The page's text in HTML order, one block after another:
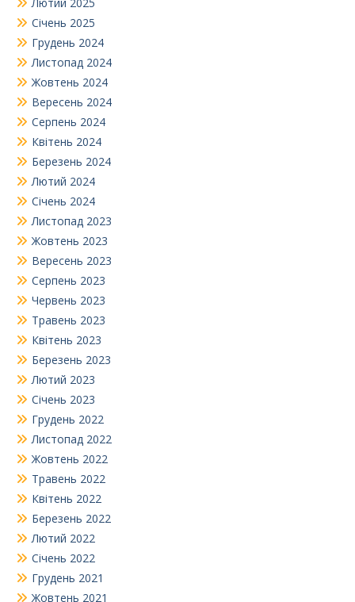
Січень 2025
Грудень 2024
Листопад 2024
Жовтень 2024
Вересень 2024
Серпень 2024
Квітень 2024
Березень 2024
Лютий 2024
Січень 2024
Листопад 2023
Жовтень 2023
Вересень 2023
Серпень 2023
Червень 2023
Травень 2023
Квітень 2023
Березень 2023
Лютий 2023
Січень 2023
Грудень 2022
Листопад 2022
Жовтень 2022
Травень 2022
Квітень 2022
Березень 2022
Лютий 2022
Січень 2022
Грудень 2021
Жовтень 2021